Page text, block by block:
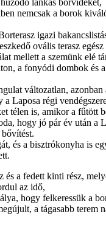
nemcsak a borok
igazi
ovális terasz
mellett a szemünk elé
a fonyódi dombok és
változatlan, azonban
a Laposa régi
télen is, amikor a fűtött
hogy jó pár év után a
és a bisztrókonyha is
és a fedett kinti rész,
az idő,
hogy felkeressük a
a tágasabb terem